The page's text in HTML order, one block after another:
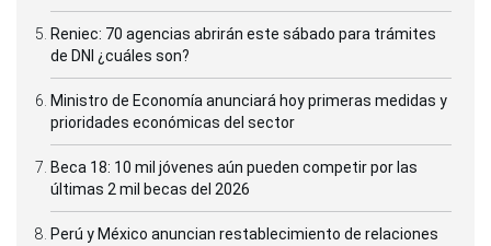
Reniec: 70 agencias abrirán este sábado para trámites
de DNI ¿cuáles son?
Ministro de Economía anunciará hoy primeras medidas y
prioridades económicas del sector
Beca 18: 10 mil jóvenes aún pueden competir por las
últimas 2 mil becas del 2026
Perú y México anuncian restablecimiento de relaciones